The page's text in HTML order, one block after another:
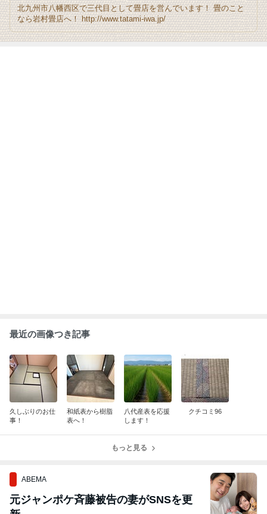
北九州市八幡西区で三代目として畳店を営んでいます！ 畳のこと
なら岩村畳店へ！ http://www.tatami-iwa.jp/